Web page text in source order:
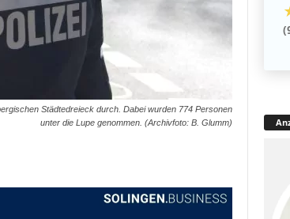
Städtedreieck durch. Dabei wurden 774 Personen
unter die Lupe genommen. (Archivfoto: B. Glumm)